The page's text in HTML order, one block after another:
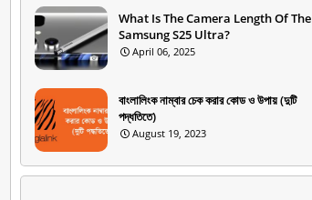
What Is The Camera Length Of The
Samsung S25 Ultra?
April 06, 2025
বাংলালিংক নাম্বার চেক করার কোড ও উপায় (দুটি
পদ্ধতিতে)
August 19, 2023